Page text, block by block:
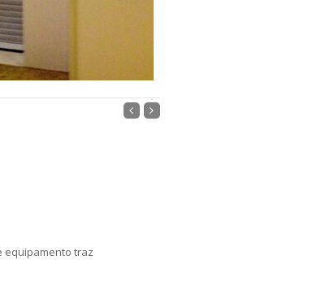
equipamento traz